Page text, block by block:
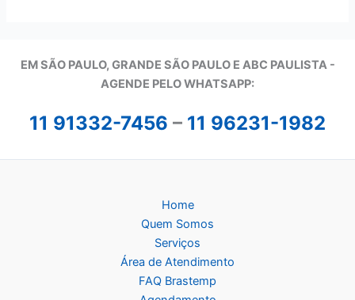
SP
EM SÃO PAULO, GRANDE SÃO PAULO E ABC PAULISTA -
AGENDE PELO WHATSAPP:
11 91332-7456 – 11 96231-1982
Home
Quem Somos
Serviços
Área de Atendimento
FAQ Brastemp